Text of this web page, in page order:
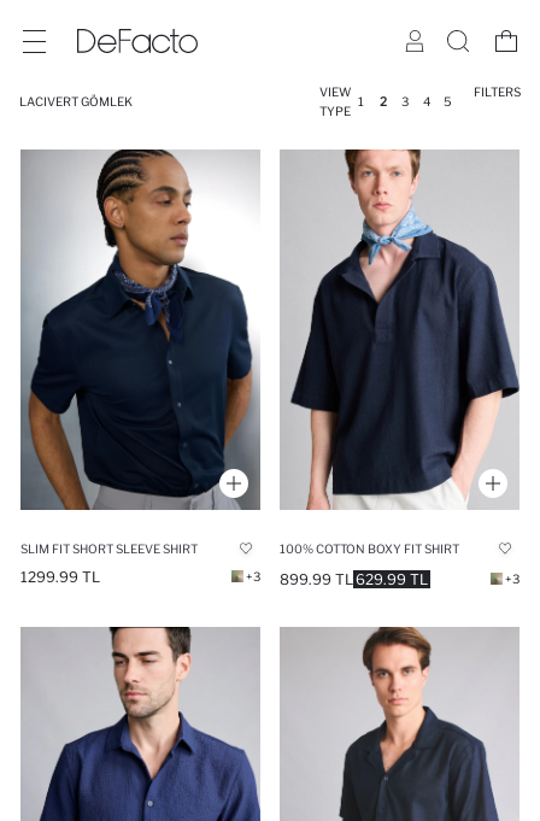
LACIVERT GÖMLEK
VIEW
TYPE
1 2 3 4 5
FILTERS
SLIM FIT SHORT SLEEVE SHIRT
1299.99 TL +3
100% COTTON BOXY FIT SHIRT
629.99 TL
899.99 TL +3